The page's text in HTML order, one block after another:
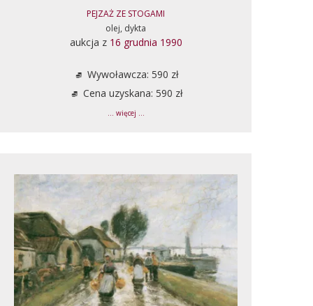
PEJZAŻ ZE STOGAMI
olej, dykta
aukcja z 16 grudnia 1990
Wywoławcza: 590 zł
Cena uzyskana: 590 zł
... więcej ...